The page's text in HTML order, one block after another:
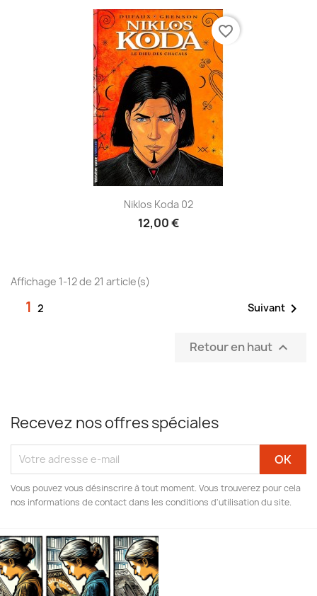
Niklos Koda 02
12,00 €
favorite_border
Affichage 1-12 de 21 article(s)
1 2 Suivant 
Retour en haut 
Recevez nos offres spéciales
Vous pouvez vous désinscrire à tout moment. Vous trouverez pour cela
nos informations de contact dans les conditions d'utilisation du site.